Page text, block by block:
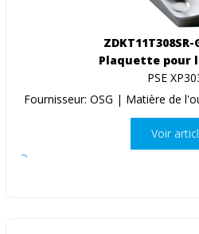
ZDKT11T308SR-
Plaquette pour
PSE
Fournisseur: OSG | Matière de
Voir